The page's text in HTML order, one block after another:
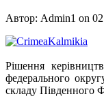
Автор: Admin1 on
Рішення
федерального
складу Південного